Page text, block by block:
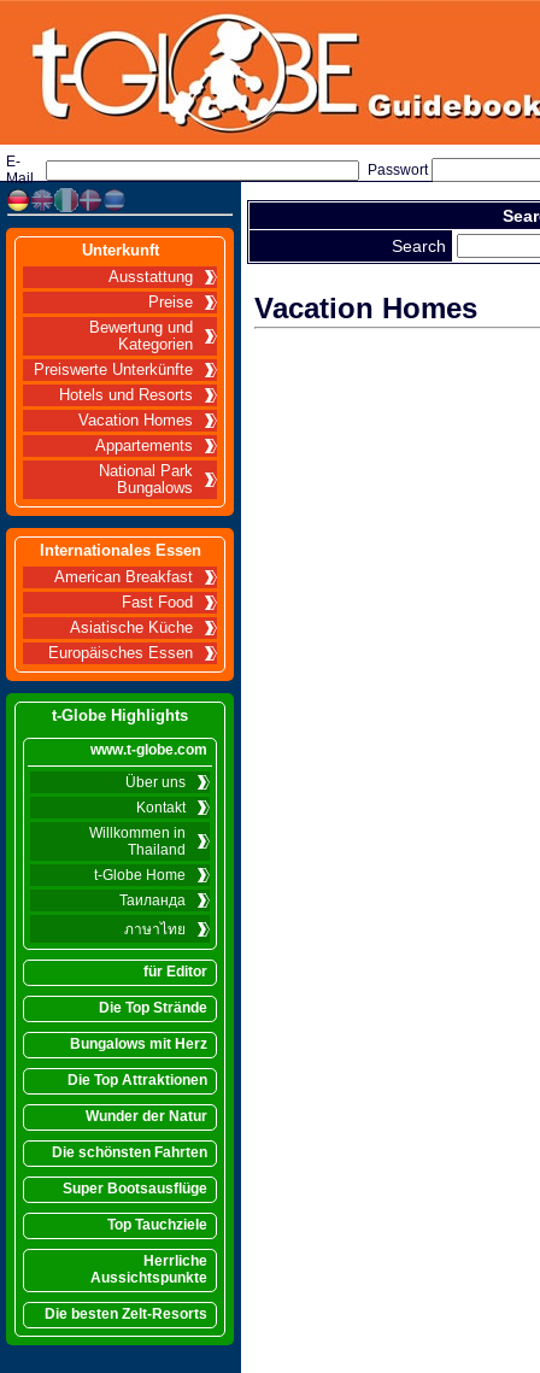
E-
Mail
Passwort
Unterkunft
Ausstattung
Preise
Bewertung und
Kategorien
Preiswerte Unterkünfte
Hotels und Resorts
Vacation Homes
Appartements
National Park
Bungalows
Internationales Essen
American Breakfast
Fast Food
Asiatische Küche
Europäisches Essen
t-Globe Highlights
www.t-globe.com
Über uns
Kontakt
Willkommen in
Thailand
t-Globe Home
Таиланда
ภาษาไทย
für Editor
Die Top Strände
Bungalows mit Herz
Die Top Attraktionen
Wunder der Natur
Die schönsten Fahrten
Super Bootsausflüge
Top Tauchziele
Herrliche
Aussichtspunkte
Die besten Zelt-Resorts
Search
Vacation Homes